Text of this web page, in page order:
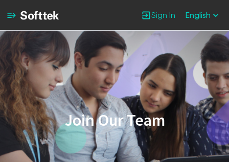
Sign In English
Single
Position
Join Our Team